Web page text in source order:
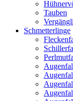
Tauben
Schmetterlinge